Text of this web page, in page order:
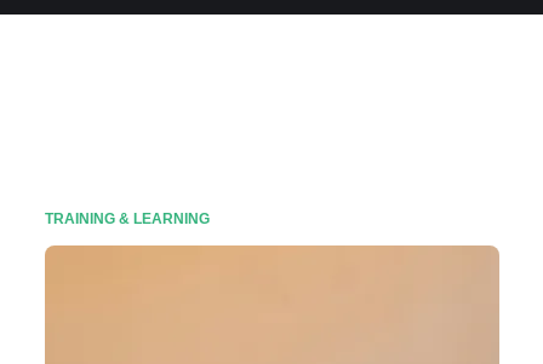
TRAINING & LEARNING